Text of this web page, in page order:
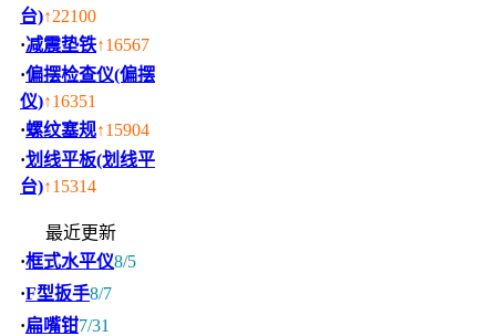
台)↑22100
·减震垫铁↑16567
·偏摆检查仪(偏摆
仪)↑16351
·螺纹塞规↑15904
·划线平板(划线平
台)↑15314
最近更新
·框式水平仪8/5
·F型扳手8/7
·扁嘴钳7/31